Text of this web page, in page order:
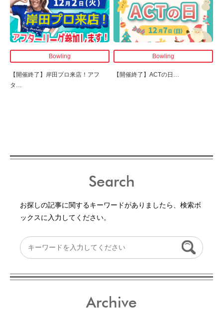
Bowling
【開催終了】 岸田プロ来店！アフ
タ …
Bowling
【開催終了】ACTの日 …
Search
お探しの記事に関するキーワードがありましたら、検索ボ
ックスに入力してください。
Archive